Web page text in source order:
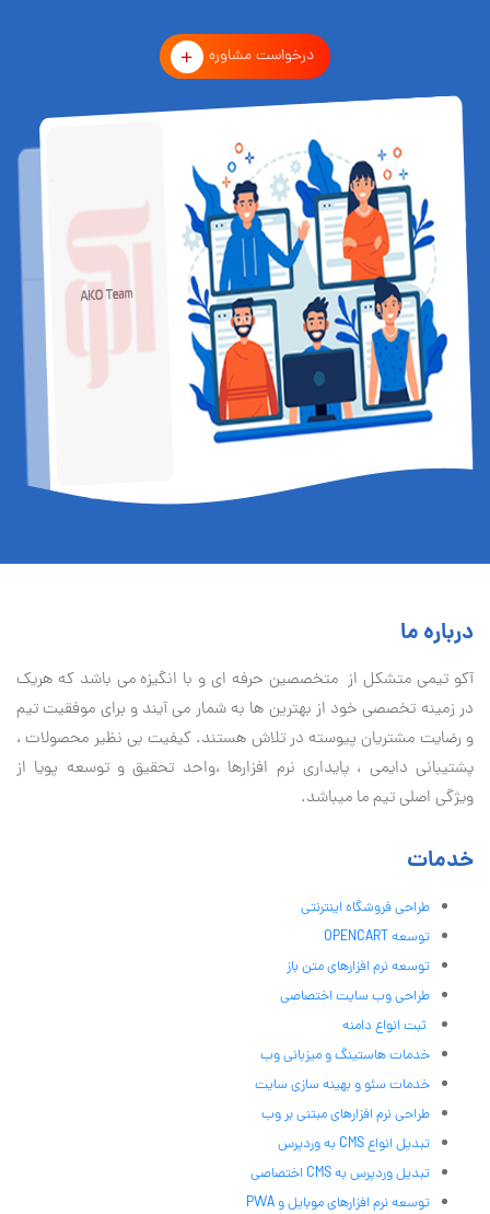
درخواست مشاوره
درباره ما
آكو تيمی متشکل از متخصصین حرفه ای و با انگیزه می باشد که هریک
در زمینه تخصصی خود از بهترین ها به شمار می آیند و برای موفقیت تيم
و رضایت مشتریان پیوسته در تلاش هستند. کیفیت بی نظير محصولات ،
پشتیبانی دايمی ، پایداری نرم افزارها ،واحد تحقیق و توسعه پویا از
ویژگی اصلی تیم ما میباشد.
خدمات
طراحی فروشگاه اینترنتی
توسعه OPENCART
توسعه نرم افزارهای متن باز
طراحی وب سایت اختصاصی
ثبت انواع دامنه
خدمات هاستینگ و میزبانی وب
خدمات سئو و بهینه سازی سایت
طراحی نرم افزارهای مبتنی بر وب
تبدیل انواع CMS به وردپرس
تبدیل وردپرس به CMS اختصاصی
توسعه نرم افزارهای موبایل و PWA